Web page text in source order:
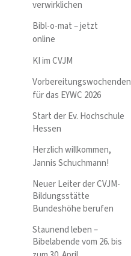
verwirklichen
Bibl-o-mat – jetzt
online
KI im CVJM
Vorbereitungswochenden
für das EYWC 2026
Start der Ev. Hochschule
Hessen
Herzlich willkommen,
Jannis Schuchmann!
Neuer Leiter der CVJM-
Bildungsstätte
Bundeshöhe berufen
Staunend leben –
Bibelabende vom 26. bis